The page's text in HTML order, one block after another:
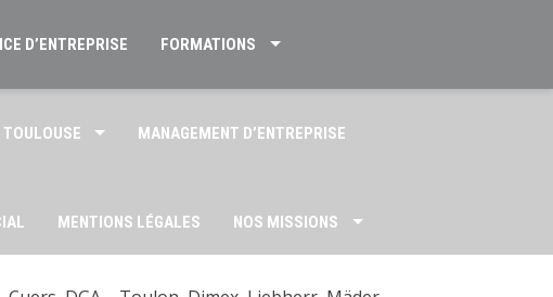
D’ENTREPRISE FORMATIONS
MANAGEMENT D’ENTREPRISE
MENTIONS LÉGALES NOS MISSIONS